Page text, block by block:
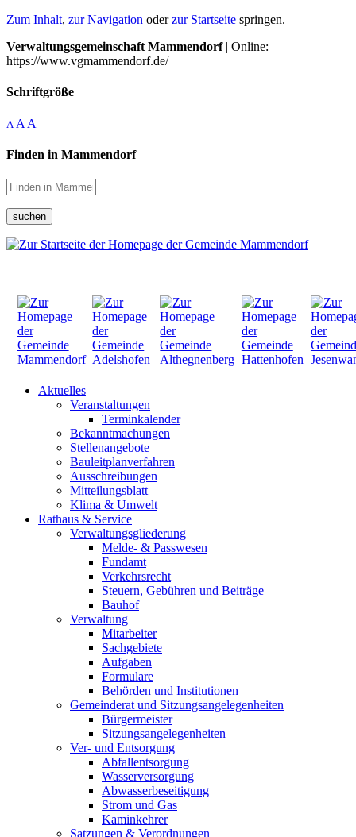
Zum Inhalt, zur Navigation oderzur Startseite springen.
Verwaltungsgemeinschaft Mammendorf| Online:
https://www.vgmammendorf.de/
Schriftgröße
A A A
Finden in Mammendorf
suchen
Aktuelles
Veranstaltungen
Terminkalender
Bekanntmachungen
Stellenangebote
Bauleitplanverfahren
Ausschreibungen
Mitteilungsblatt
Klima & Umwelt
Rathaus & Service
Verwaltungsgliederung
Melde- & Passwesen
Fundamt
Verkehrsrecht
Steuern, Gebühren und Beiträge
Bauhof
Verwaltung
Mitarbeiter
Sachgebiete
Aufgaben
Formulare
Behörden und Institutionen
Gemeinderat und Sitzungsangelegenheiten
Bürgermeister
Sitzungsangelegenheiten
Ver- und Entsorgung
Abfallentsorgung
Wasserversorgung
Abwasserbeseitigung
Strom und Gas
Kaminkehrer
Satzungen & Verordnungen